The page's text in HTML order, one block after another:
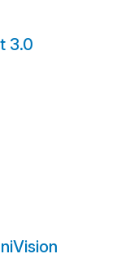
3.0